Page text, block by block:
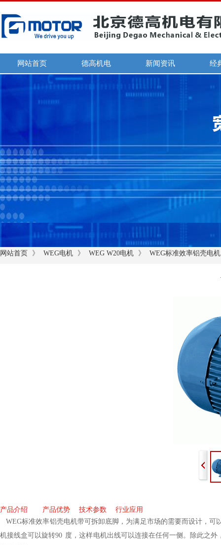
网站首页 德高机电 新闻资讯 经
网站首页 》 WEG电机 》 WEG W20电机 》 WEG标准效率铝壳电机
产品介绍 产品优势 技术参数
行业应用
WEG标准效率铝壳电机带可拆卸底脚，为满足市场的需要而设计，可
机接线盒可以旋转90 度，这样电机出线可以连接在任何一侧。除此之